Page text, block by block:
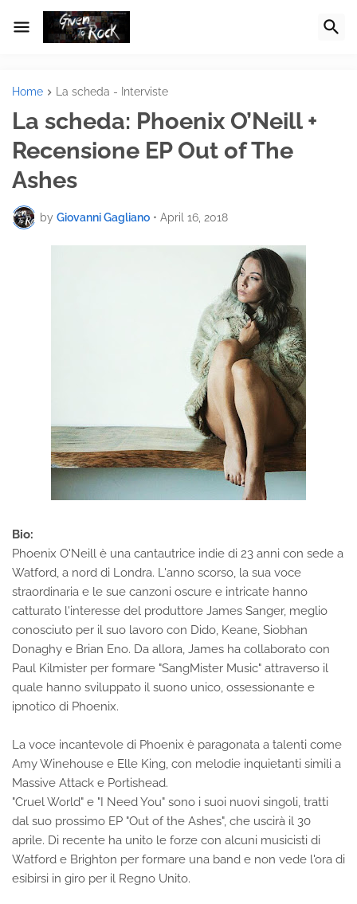
Home La scheda - Interviste
La scheda: Phoenix O’Neill +
Recensione EP Out of The
Ashes
by Giovanni Gagliano • April 16, 2018
Bio:
Phoenix O'Neill è una cantautrice indie di 23 anni con sede a
Watford, a nord di Londra. L'anno scorso, la sua voce
straordinaria e le sue canzoni oscure e intricate hanno
catturato l'interesse del produttore James Sanger, meglio
conosciuto per il suo lavoro con Dido, Keane, Siobhan
Donaghy e Brian Eno. Da allora, James ha collaborato con
Paul Kilmister per formare "SangMister Music" attraverso il
quale hanno sviluppato il suono unico, ossessionante e
ipnotico di Phoenix.
La voce incantevole di Phoenix è paragonata a talenti come
Amy Winehouse e Elle King, con melodie inquietanti simili a
Massive Attack e Portishead.
"Cruel World" e "I Need You" sono i suoi nuovi singoli, tratti
dal suo prossimo EP "Out of the Ashes", che uscirà il 30
aprile. Di recente ha unito le forze con alcuni musicisti di
Watford e Brighton per formare una band e non vede l'ora di
esibirsi in giro per il Regno Unito.